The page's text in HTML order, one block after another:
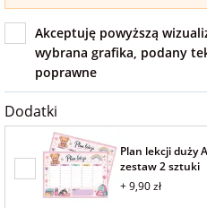
kawalerski
Akceptuję powyższą
wybrana grafika, podany
poprawne
Dodatki
Plan lekcji duży
zestaw 2 sztuki
+ 9,90 zł